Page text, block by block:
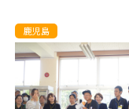
鹿児島